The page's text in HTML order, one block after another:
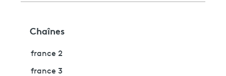
Chaînes
france 2
france 3